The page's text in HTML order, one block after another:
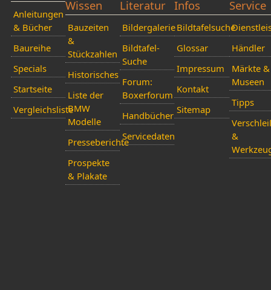
Anleitungen
& Bücher
Baureihe
Specials
Startseite
Vergleichsliste
Wissen
Bauzeiten
&
Stückzahlen
Historisches
Liste der
BMW
Modelle
Presseberichte
Prospekte
& Plakate
Literatur
Bildergalerie
Bildtafel-
Suche
Forum:
Boxerforum
Handbücher
Servicedaten
Infos
Bildtafelsuche
Glossar
Impressum
Kontakt
Sitemap
Service
Händler
Märkte &
Museen
Tipps
&